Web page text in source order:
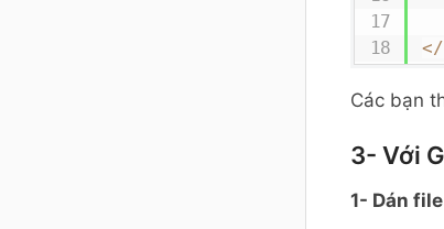
</
Các bạn
3- Với
1- Dán